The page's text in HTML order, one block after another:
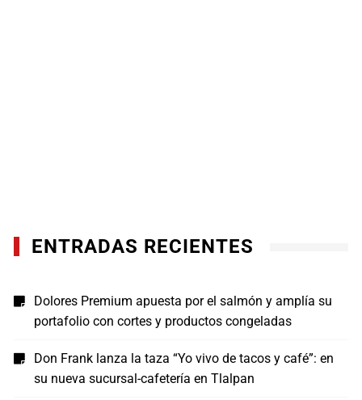
ENTRADAS RECIENTES
Dolores Premium apuesta por el salmón y amplía su
portafolio con cortes y productos congeladas
Don Frank lanza la taza “Yo vivo de tacos y café”: en
su nueva sucursal-cafetería en Tlalpan